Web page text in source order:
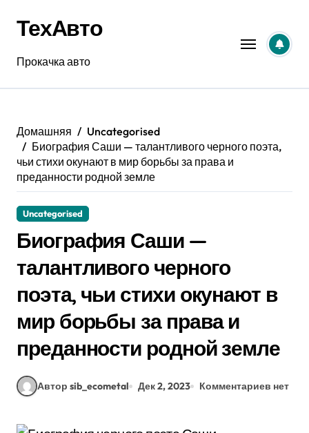
содержанию
ТехАвто
Прокачка авто
Домашняя
Uncategorised
Биография Саши — талантливого черного поэта,
чьи стихи окунают в мир борьбы за права и
преданности родной земле
Uncategorised
Биография Саши —
талантливого черного
поэта, чьи стихи окунают в
мир борьбы за права и
преданности родной земле
Автор sib_ecometal Дек 2, 2023 Комментариев нет